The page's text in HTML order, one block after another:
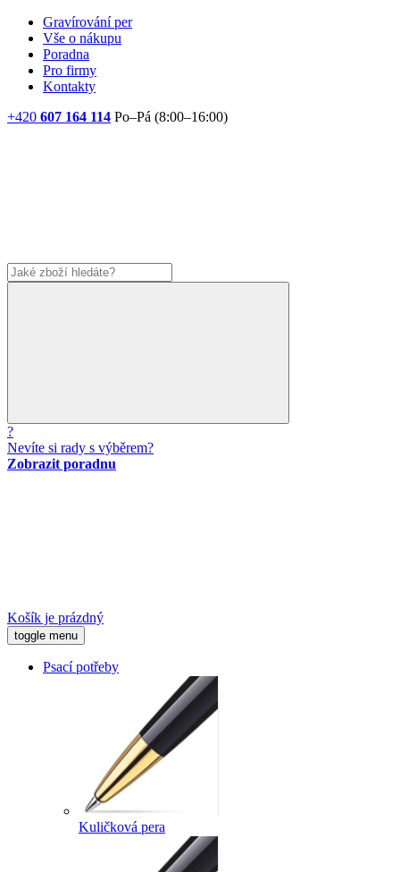
Gravírování per
Vše o nákupu
Poradna
Pro firmy
Kontakty
+420 607 164 114 Po–Pá (8:00–16:00)
?
Nevíte si rady s výběrem?
Zobrazit poradnu
Košík je prázdný
toggle menu
Psací potřeby
Kuličková pera